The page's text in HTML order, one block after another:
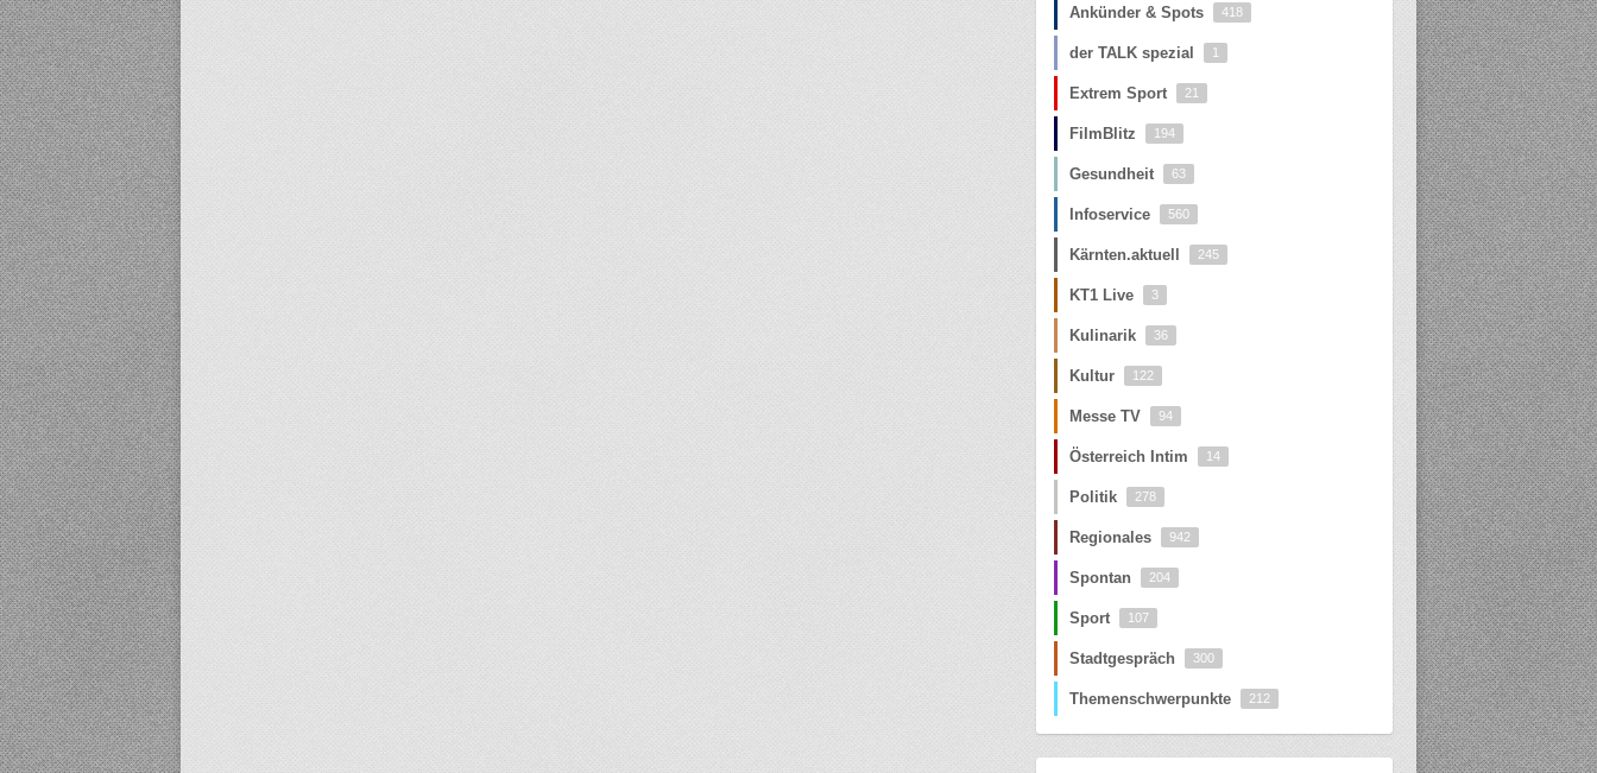
Ankünder & Spots 418
der TALK spezial 1
Extrem Sport 21
FilmBlitz 194
Gesundheit 63
Infoservice 560
Kärnten.aktuell 245
KT1 Live 3
Kulinarik 36
Kultur 122
Messe TV 94
Österreich Intim 14
Politik 278
Regionales 942
Spontan 204
Sport 107
Stadtgespräch 300
Themenschwerpunkte 212